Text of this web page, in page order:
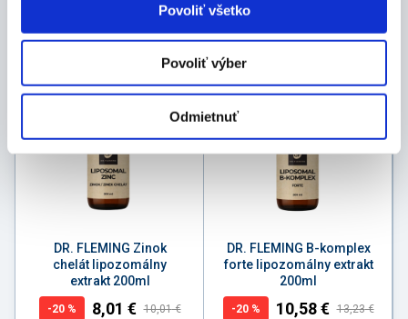
Povoliť všetko
Povoliť výber
Odmietnuť
13,83€
Skladom 13 ks
-20%
Skladom 2 ks
POSLEDNÝ KUS
DR. FLEMING Zinok
chelát lipozomálny
extrakt 200ml
-20% 8,01 € 10,01€
DR. FLEMING B-komplex
forte lipozomálny extrakt
200ml
-20% 10,58€ 13,23€